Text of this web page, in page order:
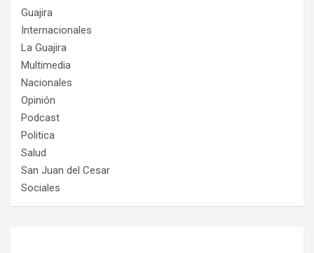
Guajira
Internacionales
La Guajira
Multimedia
Nacionales
Opinión
Podcast
Politica
Salud
San Juan del Cesar
Sociales